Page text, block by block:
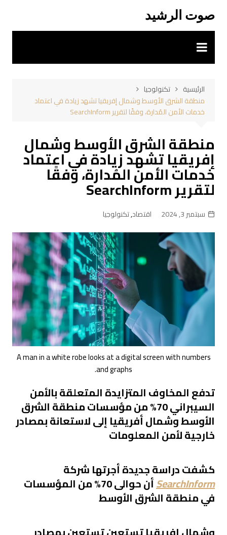
المحتوى
صوت الرشيد
الرئيسية
تكنولوجيا
منطقة الشرق الأوسط وشمال إفريقيا تشهد زيادة في اعتماد
خدمات الأمن المُدارة، وفقًا لتقرير SearchInform
منطقة الشرق الأوسط وشمال
إفريقيا تشهد زيادة في اعتماد
خدمات الأمن المُدارة، وفقًا
لتقرير SearchInform
سبتمبر 3, 2024 اقتصاد,تكنولوجيا
A man in a white robe looks at a digital screen with numbers
and graphs.
تدفع المخاوف المتزايدة المتعلقة بالأمن
السيبراني 70% من مؤسسات منطقة الشرق
الأوسط وشمال أفريقيا إلى لاستعانة بمصادر
خارجية لأمن المعلومات
كشفت دراسة جديدة أجرتها شركة
SearchInformأنحوالى 70% من المؤسسات
في منطقة الشرق الأوسط